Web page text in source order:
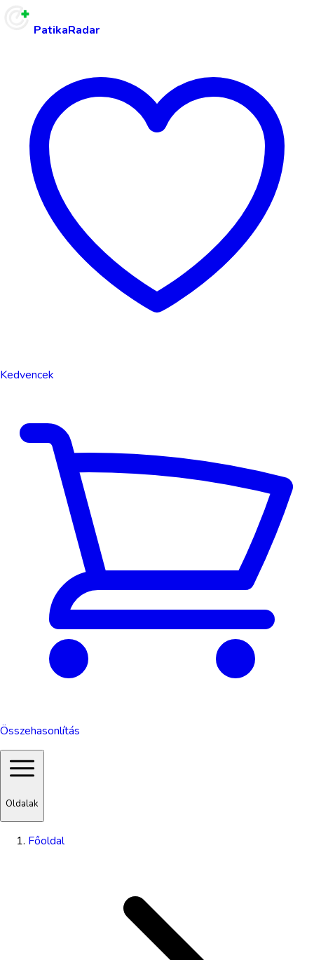
PatikaRadar
Kedvencek
Összehasonlítás
Oldalak
Főoldal